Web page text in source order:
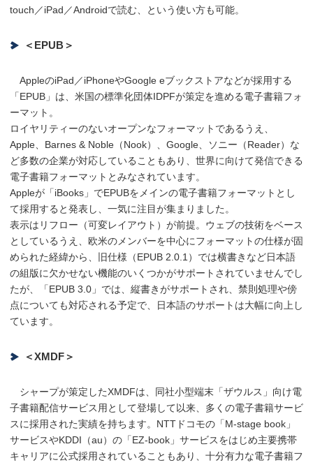
touch／iPad／Androidで読む、という使い方も可能。
＜EPUB＞
AppleのiPad／iPhoneやGoogle eブックストアなどが採用する
「EPUB」は、米国の標準化団体IDPFが策定を進める電子書籍フォ
ーマット。
ロイヤリティーのないオープンなフォーマットであるうえ、
Apple、Barnes & Noble（Nook）、Google、ソニー（Reader）な
ど多数の企業が対応していることもあり、世界に向けて発信できる
電子書籍フォーマットとみなされています。
Appleが「iBooks」でEPUBをメインの電子書籍フォーマットとし
て採用すると発表し、一気に注目が集まりました。
表示はリフロー（可変レイアウト）が前提。ウェブの技術をベース
としているうえ、欧米のメンバーを中心にフォーマットの仕様が固
められた経緯から、旧仕様（EPUB 2.0.1）では横書きなど日本語
の組版に欠かせない機能のいくつかがサポートされていませんでし
たが、「EPUB 3.0」では、縦書きがサポートされ、禁則処理や傍
点についても対応される予定で、日本語のサポートは大幅に向上し
ています。
＜XMDF＞
シャープが策定したXMDFは、同社小型端末「ザウルス」向け電
子書籍配信サービス用として登場して以来、多くの電子書籍サービ
スに採用された実績を持ちます。NTTドコモの「M-stage book」
サービスやKDDI（au）の「EZ-book」サービスをはじめ主要携帯
キャリアに公式採用されていることもあり、十分有力な電子書籍フ